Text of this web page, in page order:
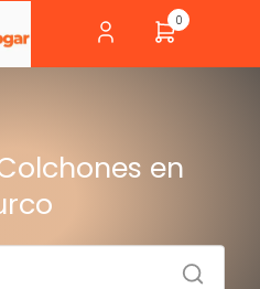
0
en